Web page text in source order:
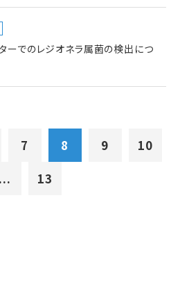
ーでのレジオネラ属菌の検出につ
7 8 9
10
...
13